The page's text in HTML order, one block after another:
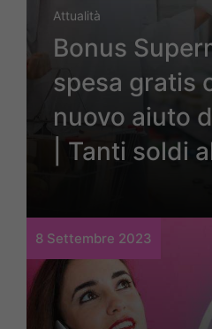
Attualità
Bonus
spesa gratis
nuovo aiuto
| Tanti soldi
8 Settembre 2023